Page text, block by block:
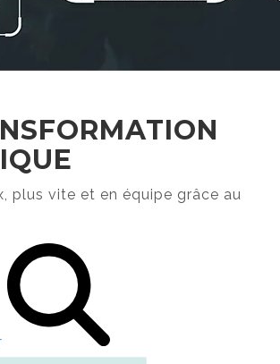
plus vite et en équipe grâce au